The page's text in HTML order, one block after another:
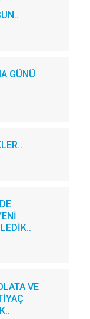
GÜNÜ
VE